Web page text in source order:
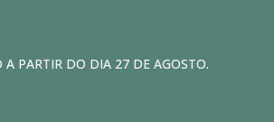
A PARTIR DO DIA 27 DE AGOSTO.